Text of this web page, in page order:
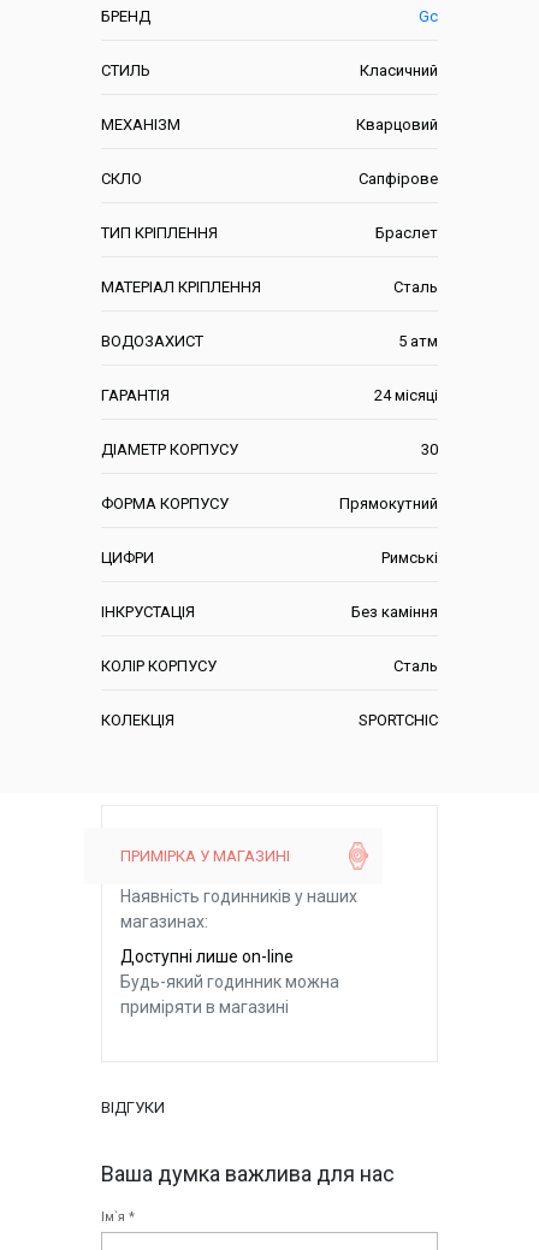
БРЕНД Gc
СТИЛЬ Класичний
МЕХАНІЗМ Кварцовий
СКЛО Сапфірове
ТИП КРІПЛЕННЯ Браслет
МАТЕРІАЛ КРІПЛЕННЯ Сталь
ВОДОЗАХИСТ 5 атм
ГАРАНТІЯ 24 місяці
ДІАМЕТР КОРПУСУ 30
ФОРМА КОРПУСУ Прямокутний
ЦИФРИ Римські
ІНКРУСТАЦІЯ Без каміння
КОЛІР КОРПУСУ Сталь
КОЛЕКЦІЯ SPORTCHIC
ПРИМІРКА У МАГАЗИНІ
Наявність годинників у наших
магазинах:
Доступні лише on-line
Будь-який годинник можна
приміряти в магазині
ВІДГУКИ
Ваша думка важлива для нас
Ім`я *